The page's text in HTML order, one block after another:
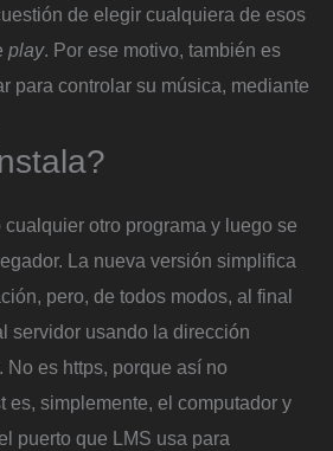
de elegir cualquiera de esos
play. Por ese motivo, también es
para controlar su música, mediante
otro programa y luego se
La nueva versión simplifica
pero, de todos modos, al final
servidor usando la dirección
No es https, porque así no
es, simplemente, el computador y
puerto que LMS usa para